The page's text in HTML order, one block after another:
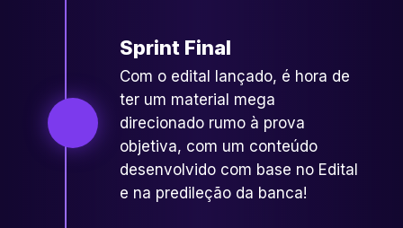
Sprint Final
Com o edital lançado, é hora de
ter um material mega
direcionado rumo à prova
objetiva, com um conteúdo
desenvolvido com base no Edital
e na predileção da banca!